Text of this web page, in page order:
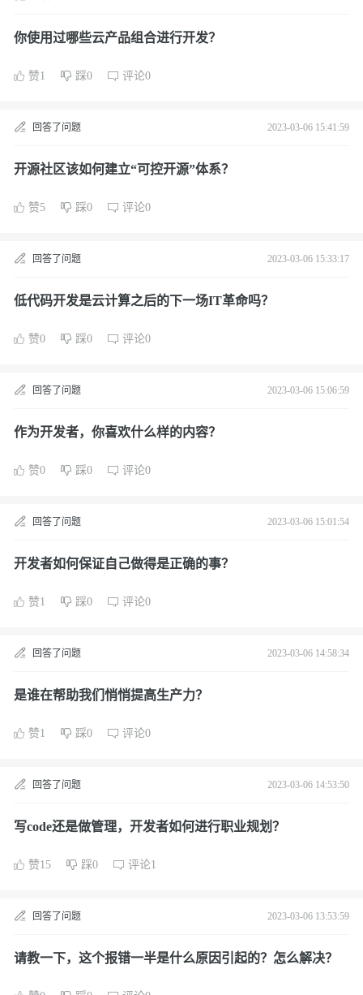
你使用过哪些云产品组合进行开发？
赞1 踩0 评论0
回答了问题 2023-03-06 15:41:59
开源社区该如何建立“可控开源”体系？
赞5 踩0 评论0
回答了问题 2023-03-06 15:33:17
低代码开发是云计算之后的下一场IT革命吗？
赞0 踩0 评论0
回答了问题 2023-03-06 15:06:59
作为开发者，你喜欢什么样的内容？
赞0 踩0 评论0
回答了问题 2023-03-06 15:01:54
开发者如何保证自己做得是正确的事？
赞1 踩0 评论0
回答了问题 2023-03-06 14:58:34
是谁在帮助我们悄悄提高生产力？
赞1 踩0 评论0
回答了问题 2023-03-06 14:53:50
写code还是做管理，开发者如何进行职业规划？
赞15 踩0 评论1
回答了问题 2023-03-06 13:53:59
请教一下，这个报错一半是什么原因引起的？怎么解决？